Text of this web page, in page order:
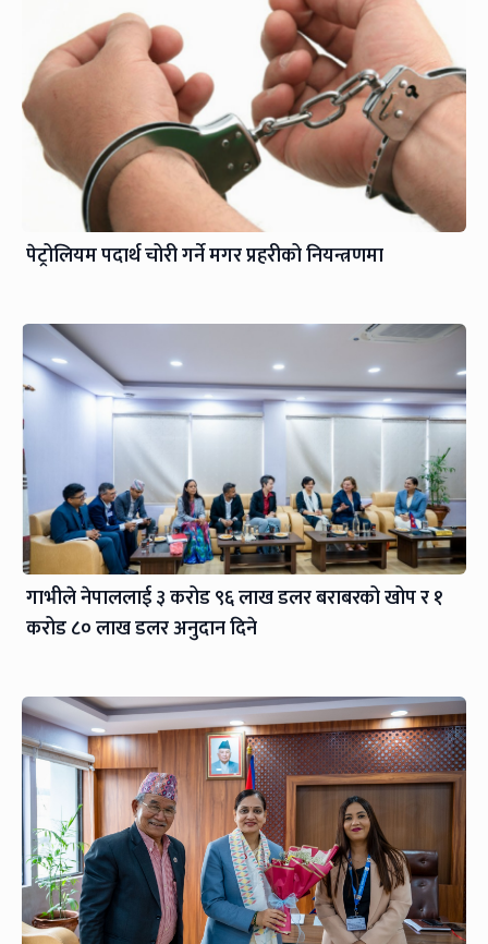
पेट्रोलियम पदार्थ चोरी गर्ने मगर प्रहरीको नियन्त्रणमा
गाभीले नेपाललाई ३ करोड ९६ लाख डलर बराबरको खोप र १
करोड ८० लाख डलर अनुदान दिने